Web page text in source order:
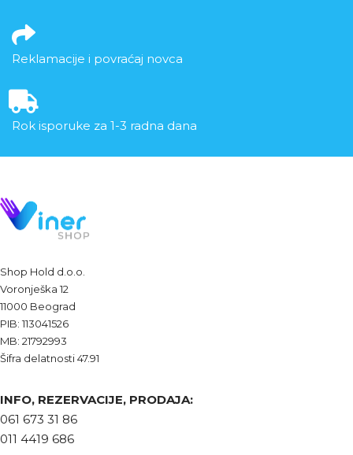
Reklamacije i povraćaj novca
Rok isporuke za 1-3 radna dana
Shop Hold d.o.o.
Voronješka 12
11000 Beograd
PIB: 113041526
MB: 21792993
Šifra delatnosti 47.91
INFO, REZERVACIJE, PRODAJA:
061 673 31 86
011 4419 686